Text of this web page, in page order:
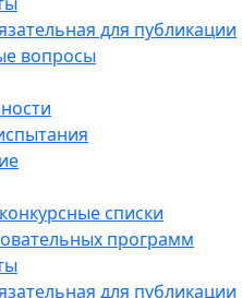
для публикации
вопросы
списки
программ
для публикации